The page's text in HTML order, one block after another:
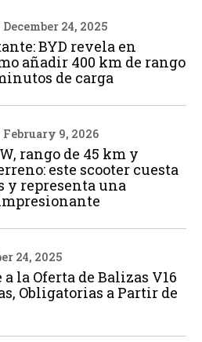
December 24, 2025
BYD revela en
añadir 400 km de rango
de carga
February 9, 2026
rango de 45 km y
este scooter cuesta
y representa una
24, 2025
a la Oferta de Balizas V16
Obligatorias a Partir de